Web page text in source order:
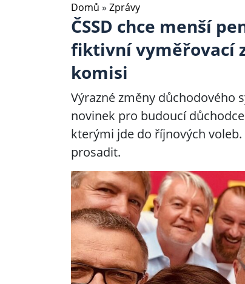
Domů » Zprávy
ČSSD chce menší
fiktivní vyměřovací
komisi
Výrazné změny důchodového
novinek pro budoucí
kterými jde do říjnových
prosadit.